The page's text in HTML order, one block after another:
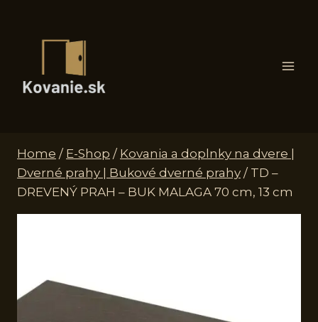
Home / E-Shop / Kovania a doplnky na dvere |
Dverné prahy | Bukové dverné prahy / TD –
DREVENÝ PRAH – BUK MALAGA 70 cm, 13 cm